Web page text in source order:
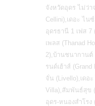
จังหวัดอุดร ไม่ว่า
Cellini),เดอะ ไน
อุดรธานี 1 เฟส
เพลส (Thanad
2),บ้านชนากานต์
รนด์เฮ้าส์
จั่น (Livello),เดอ
Villa),สัมพันธ์สุข
อุดร-หนองสำโรง